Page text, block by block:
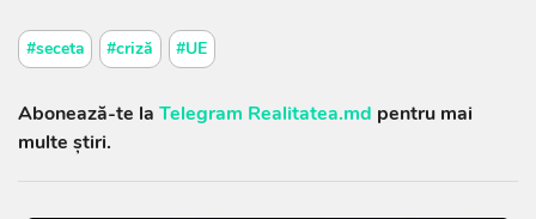
#seceta #criză #UE
Abonează-te la Telegram Realitatea.md pentru mai
multe știri.